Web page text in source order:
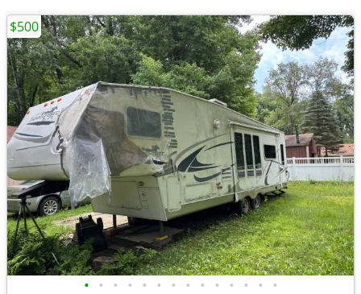
• • • • • • • • • • • • • •
$500